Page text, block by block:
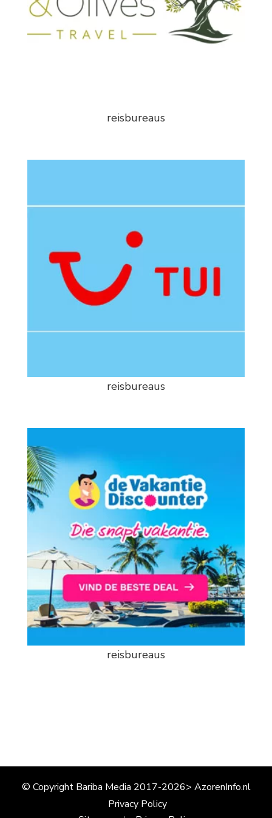
reisbureaus
reisbureaus
reisbureaus
© Copyright Bariba Media 2017-2026> AzorenInfo.nl
Privacy Policy